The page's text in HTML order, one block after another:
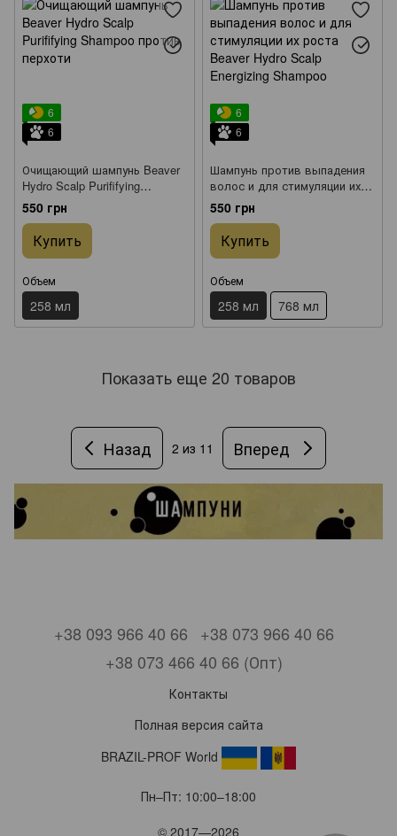
6
6
Очищающий шампунь Beaver
Hydro Scalp Purififying
Shampoo против перхоти 258
мл
550 грн
Купить
Объем
258 мл
6
6
Шампунь против выпадения
волос и для стимуляции их
роста Beaver Hydro Scalp
Energizing Shampoo 258 мл
550 грн
Купить
Объем
258 мл 768 мл
Показать еще 20 товаров
Назад 2 из 11 Вперед
+38 093 966 40 66
+38 073 966 40 66
+38 073 466 40 66 (Опт)
Контакты
Полная версия сайта
BRAZIL-PROF World
Пн–Пт: 10:00–18:00
© 2017—2026